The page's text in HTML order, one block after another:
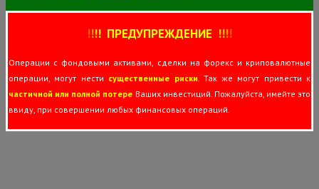
!!!! ПРЕДУПРЕЖДЕНИЕ !!!!
Операции с фондовыми активами, сделки на форекс и криповалютные
операции, могут нести существенные риски. Так же могут привести к
частичной или полной потере Ваших инвестиций. Пожалуйста, имейте это
ввиду, при совершении любых финансовых операций.